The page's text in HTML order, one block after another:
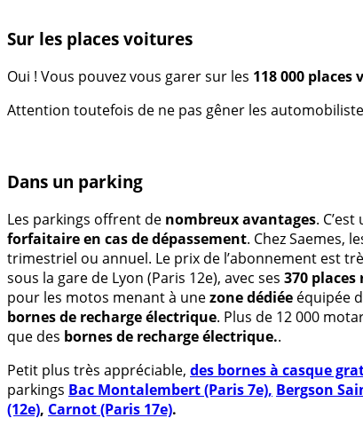
Sur les places voitures
Oui ! Vous pouvez vous garer sur les 118 000
Attention toutefois de ne pas gêner les
Dans un parking
Les parkings offrent de nombreux avantages.
forfaitaire en cas de dépassement. Chez Saemes,
trimestriel ou annuel. Le prix de l’abonnement est
sous la gare de Lyon (Paris 12e), avec ses 370
pour les motos menant à unezone dédiée équipée
bornes de recharge électrique. Plus de 12 000
que des bornes de recharge électrique..
Petit plus très appréciable, des bornes à casque
parkings Bac Montalembert (Paris 7e), Bergson
(12e), Carnot (Paris 17e).